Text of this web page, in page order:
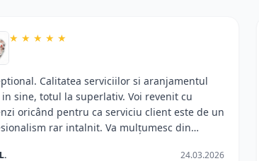
★ ★ ★ ★ ★
Calitatea serviciilor si aranjamentul
sine, totul la superlativ. Voi revenit cu
oricând pentru ca serviciu client este de un
rar intalnit. Va mulțumesc din
24.03.2026